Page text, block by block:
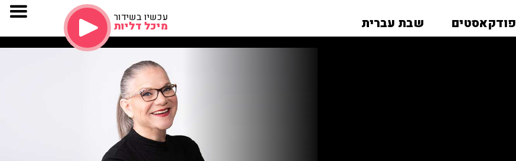
פודקאסטים שבת עברית עכשיו בשידור
מיכל דליות